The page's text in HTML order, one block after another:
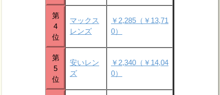
第
4
位
マックス
レンズ
￥2,285（￥13,71
0）
第
5
位
安いレン
ズ
￥2,340（￥14,04
0）